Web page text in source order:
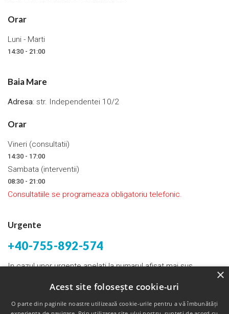
Orar
Luni - Marti
14:30 - 21:00
Baia Mare
Adresa: str. Independentei 10/2
Orar
Vineri (consultatii)
14:30 - 17:00
Sambata (interventii)
08:30 - 21:00
Consultatiile se programeaza obligatoriu telefonic.
Urgente
+40-755-892-574
In cazul unor urgente apelati la numarul afisat mai sus.
bogdantunas@yahoo.com
Acest site folosește cookie-uri
O parte din paginile noastre utilizează cookie-urile pentru a vă îmbunătăți
×